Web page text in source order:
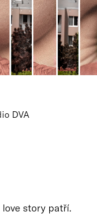
DVA
story patří.